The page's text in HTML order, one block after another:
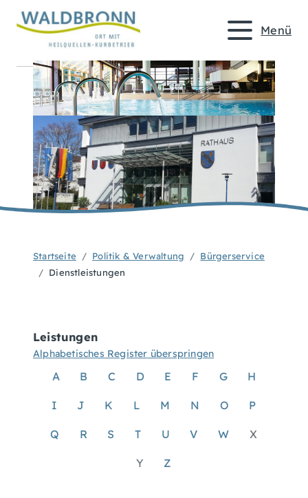
Menü
Startseite Politik & Verwaltung
Bürgerservice
Dienstleistungen
Leistungen
Alphabetisches Register überspringen
A B C D E F G H
I J K L M N O P
Q R S T U V W X
Y Z